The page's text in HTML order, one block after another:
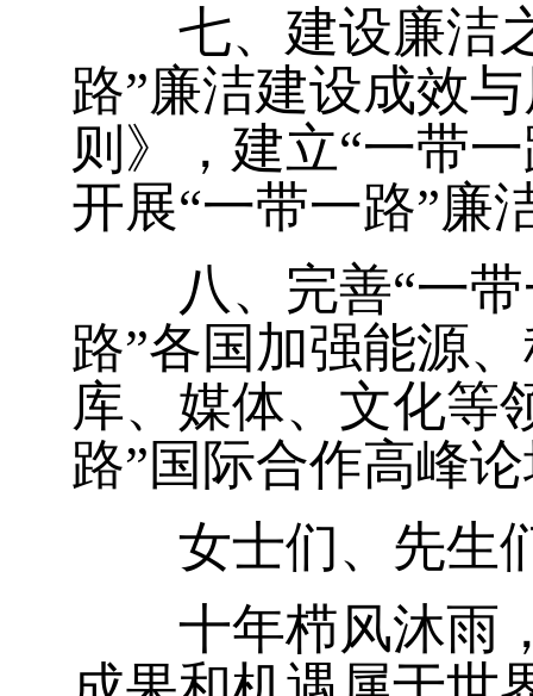
七、建设廉洁之
路”廉洁建设成效
则》，建立“一带
开展“一带一路”廉
八、完善“一带
路”各国加强能源
库、媒体、文化等
路”国际合作高峰
女士们、先生
十年栉风沐雨，